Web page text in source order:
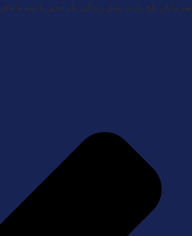
بعدیپایان تلخ یازده سال زندگی یک دختر با سه ماه